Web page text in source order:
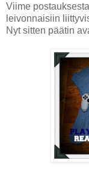
Viime
leivonnaisiin
Nyt sitten päätin